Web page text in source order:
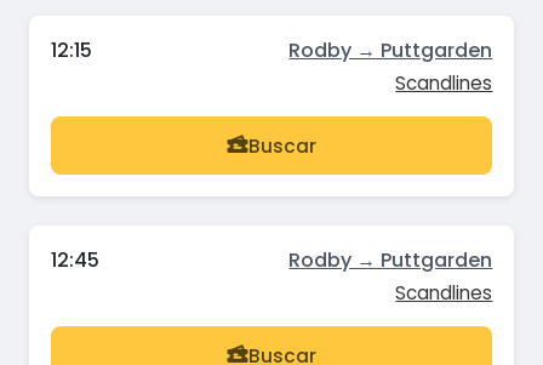
12:15 Rodby → Puttgarden
Scandlines
Buscar
12:45 Rodby → Puttgarden
Scandlines
Buscar